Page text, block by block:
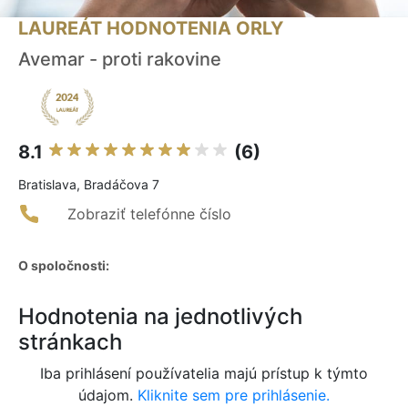
LAUREÁT HODNOTENIA ORLY
Avemar - proti rakovine
8.1 (6)
Bratislava, Bradáčova 7
Zobraziť telefónne číslo
O spoločnosti:
Hodnotenia na jednotlivých
stránkach
Iba prihlásení používatelia majú prístup k týmto
údajom. Kliknite sem pre prihlásenie.